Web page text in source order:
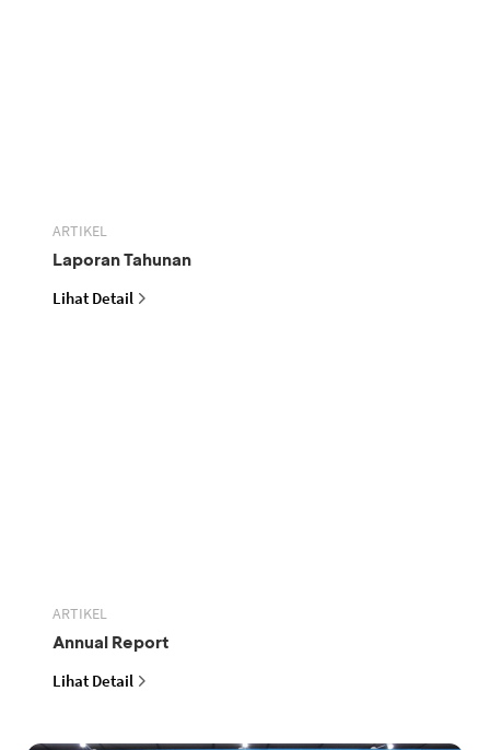
ARTIKEL
Laporan Tahunan
Lihat Detail
ARTIKEL
Annual Report
Lihat Detail